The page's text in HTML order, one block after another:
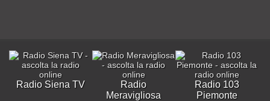
Radio Siena TV
Radio
Meravigliosa
Radio 103
Piemonte